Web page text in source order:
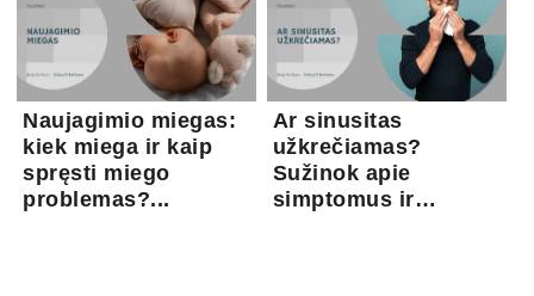
Naujagimio miegas:
kiek miega ir kaip
spręsti miego
problemas?...
Ar sinusitas
užkrečiamas?
Sužinok apie
simptomus ir